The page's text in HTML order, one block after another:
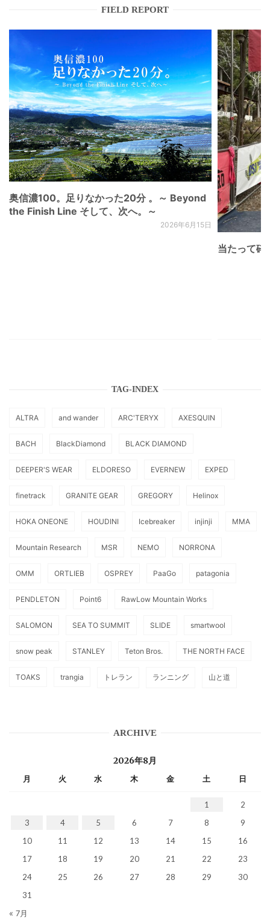
FIELD REPORT
奥信濃100。足りなかった20分 。～ Beyond
the Finish Line そして、次へ。～
2026年6月15日
当たって砕
TAG-INDEX
ALTRA and wander ARC'TERYX AXESQUIN
BACH BlackDiamond BLACK DIAMOND
DEEPER'S WEAR ELDORESO EVERNEW EXPED
finetrack GRANITE GEAR GREGORY Helinox
HOKA ONEONE HOUDINI Icebreaker injinji MMA
Mountain Research MSR NEMO NORRONA
OMM ORTLIEB OSPREY PaaGo patagonia
PENDLETON Point6 RawLow Mountain Works
SALOMON SEA TO SUMMIT SLIDE smartwool
snow peak STANLEY Teton Bros. THE NORTH FACE
TOAKS trangia トレラン ランニング 山と道
ARCHIVE
2026年8月
月 火 水 木 金 土 日
1
2
3
4 5 6 7 8
9
10
11 12 13 14 15
16
17
18 19 20 21 22
23
24
25 26 27 28 29
30
31
« 7月